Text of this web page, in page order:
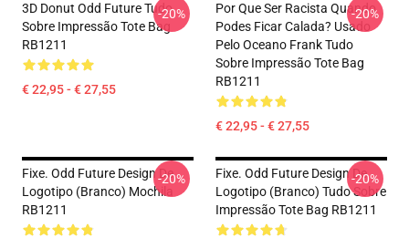
3D Donut Odd Future Tudo
Sobre Impressão Tote Bag
RB1211
€ 22,95 - € 27,55
-20%
Por Que Ser Racista Quando
Podes Ficar Calada? Usado
Pelo Oceano Frank Tudo
Sobre Impressão Tote Bag
RB1211
€ 22,95 - € 27,55
-20%
Fixe. Odd Future Design De
Logotipo (branco) Mochila
RB1211
-20%
Fixe. Odd Future Design De
Logotipo (branco) Tudo Sobre
Impressão Tote Bag RB1211
-20%